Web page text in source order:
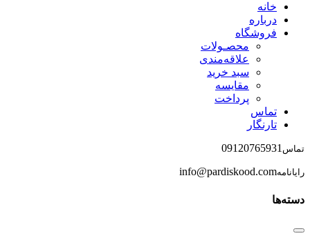
خانه
درباره
فروشگاه
محصـولات
علاقه‌مندی
سبد خرید
مقایسه
پرداخت
تماس
تارنگار
تماس 09120765931
رایانامهinfo@pardiskood.com
دسته‌ها